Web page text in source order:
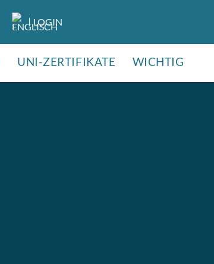
LOGIN
UNI-ZERTIFIKATE WICHTIG